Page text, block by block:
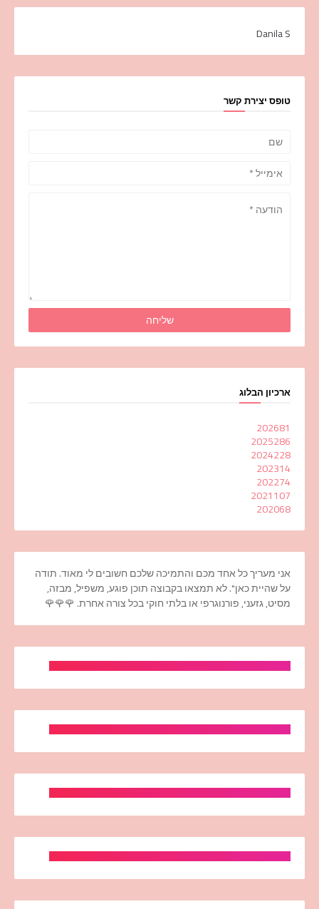
Danila S
טופס יצירת קשר
ארכיון הבלוג
202681
2025286
2024228
202314
202274
2021107
202068
אני מעריך כל אחד מכם והתמיכה שלכם חשובים לי מאוד. תודה
על שהיית כאן". לא תמצאו בקבוצה תוכן פוגע, משפיל, מבזה,
מסיט, גזעני, פורנוגרפי או בלתי חוקי בכל צורה אחרת. 🌹🌹🌹